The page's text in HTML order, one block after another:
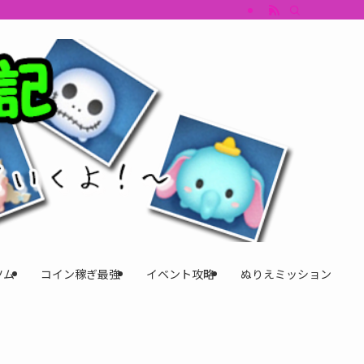
ム・キャラ評価も丁寧に解説。ツムツムイベント、ツムツム攻略、ツムツ
ム コイン稼ぎ最強 イベント攻略 ぬりえミッション